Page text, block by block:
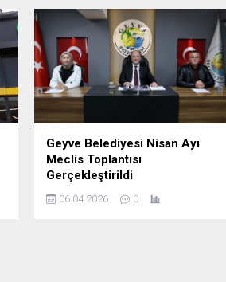
Geyve Belediyesi Nisan Ayı
Meclis Toplantısı
Gerçekleştirildi
06.04.2026 0